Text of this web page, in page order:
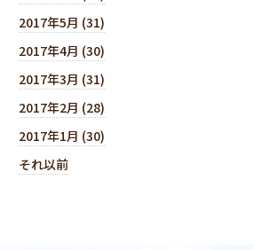
2017年5月 (31)
2017年4月 (30)
2017年3月 (31)
2017年2月 (28)
2017年1月 (30)
それ以前